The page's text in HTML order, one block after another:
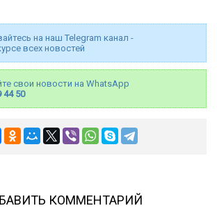
на наш Telegram канал -
всех новостей
свои новости на WhatsApp
44 50
КОММЕНТАРИЙ